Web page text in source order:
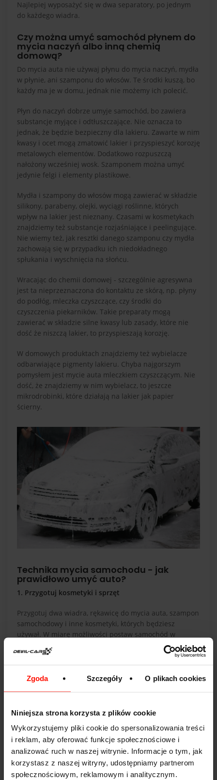
Zgoda Szczegóły O plikach cookies
Niniejsza strona korzysta z plików cookie
Wykorzystujemy pliki cookie do spersonalizowania treści
i reklam, aby oferować funkcje społecznościowe i
analizować ruch w naszej witrynie. Informacje o tym, jak
korzystasz z naszej witryny, udostępniamy partnerom
społecznościowym, reklamowym i analitycznym.
Najlepiej wyposażyć się w dwa separatory, po jednym
do każdego wiadra.
Czy można umyć samochód płynem do
mycia naczyń albo inną chemią
domową?
Do mycia auta nie używaj płynu do mycia naczyń, mydła
w płynie, ani szamponu do włosów. Te środki kuszą, bo
każdy ma je w domu, jednak nie możemy ich polecić.
Płyn do naczyń dobrze umyje samochód, bo zawiera
substancje myjące i odtłuszczające. Nie oznacza to
jednak, że będzie bezpieczny dla lakieru. Zawarte w nim
kwasy i ocet mogą zmatowić lakier i przyspieszyć korozję
metalowych elementów. Dodatkowo rozpuszczą
nałożony wcześniej wosk. Szamponem można umyć
jedynie felgi i elementy plastikowe.
Mydła i szampony do włosów mogą zawierać w składzie
silikony, parabeny, olejki, wyciągi roślinne, których
wpływ na lakier jest nieznany. Czasami w kosmetykach
znajdziemy też substancje rozjaśniające i peelingujące.
Nie wiemy też, jak resztki danego szamponu czy mydła
zachowają się w przypadku ich niedokładnego
spłukania i wyschnięcia na słońcu.
Wracając do chemii domowej - szczególnie agresywna
jest ta nieprzeznaczona do kontaktu ze skórą, np. płyny
do podłóg, mleczka czyszczące, czy środki do
czyszczenia piekarników. Takie preparaty mogą
zawierać w składzie silne kwasy lub zasady, które nie
dość że niszczą lakier, to przyspieszają korozję.
W domowych produktach znajdziemy też wybielacze
odbarwiające pigmenty lakieru. Chyba najgorszym
pomysłem jest mycie auta mleczkiem czyszczącym. Nie
dość, że znajdziemy w nim wybielacz, to jeszcze
mikrodrobinki, które działają na lakier jak papier
ścierny.
Technika mycia samochodu - jak
prawidłowo umyć auto?
1. Przygotuj kosmetyki i sprzęt
Przygotuj dwa wiadra, rękawicę do mycia auta, szampon
samochodowy i inne kosmetyki, których będziesz
używał. W miarę możliwości postaw samochód w
zacienionym miejscu, by wysychająca woda nie
zostawiała plam na lakierze.
2. Umyj koła i opony
używaj drugiej rękawicy - gąbka czy szmatka też się
nadadzą. Umyj jedno koło, spłucz je, następnie przejdź
do kolejnych.
3. Spłucz cały samochód wodą